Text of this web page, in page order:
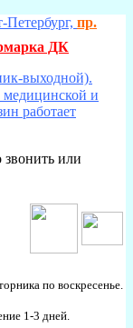
Петербург, пр.
ДК
выходной).
и
работает
или
по воскресенье.
1-3 дней.